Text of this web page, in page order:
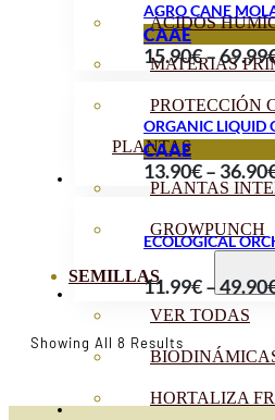
ÁCIDOS
MATERIAS
PROTECCIÓN
PLANTAS
PLANTAS
GROWPUNCH
SEMILLAS
VER TODAS
HORTALIZA
AGRO CANE
15.90€–69.99
CAAE
ORGANIC LIQUID
13.90€– 36.90
CAAE
ECOLOGICAL
11.99€–49.90
Showing All 8 Results Sorted
By